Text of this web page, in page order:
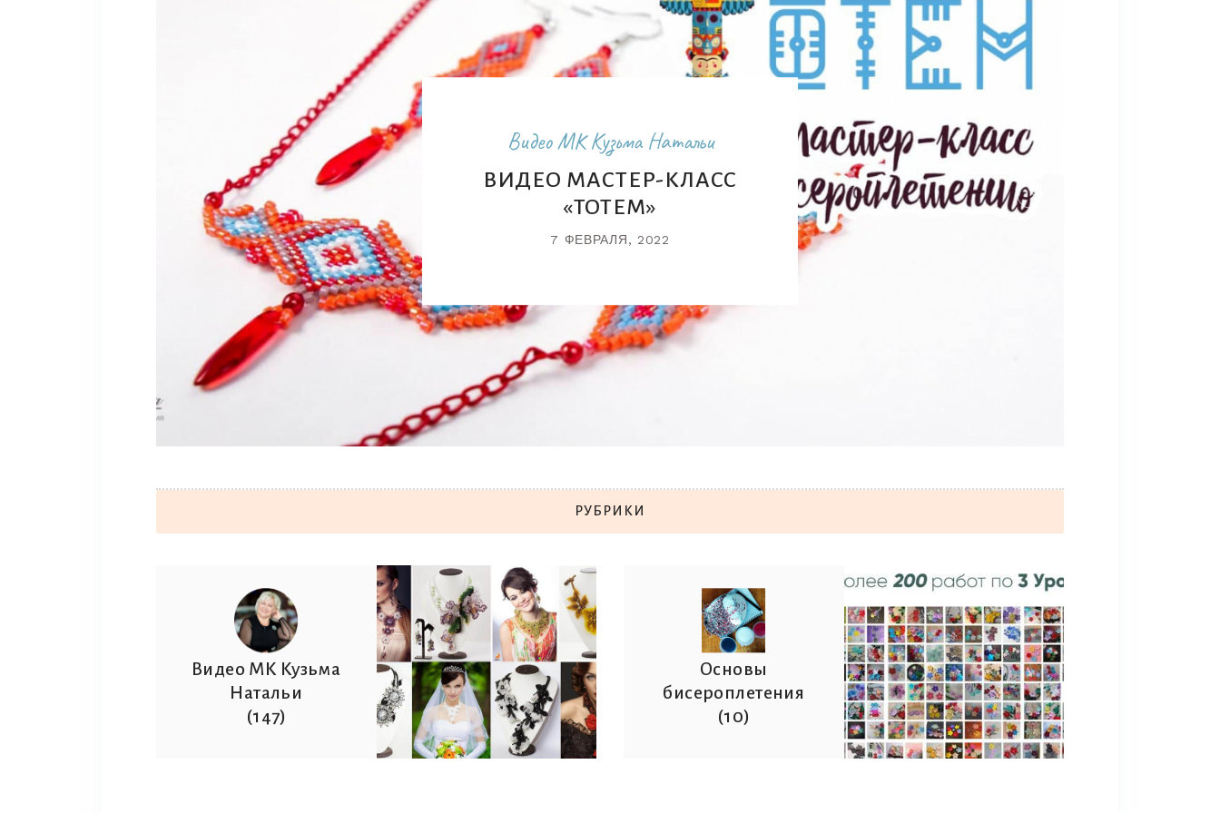
Видео МК Кузьма Натальи
ВИДЕО МАСТЕР-КЛАСС
«ТОТЕМ»
7 ФЕВРАЛЯ, 2022
РУБРИКИ
Видео МК Кузьма
Натальи
(147)
Основы
бисероплетения
(10)